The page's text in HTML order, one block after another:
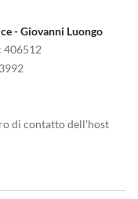
- Giovanni Luongo
: 406512
di contatto dell'host